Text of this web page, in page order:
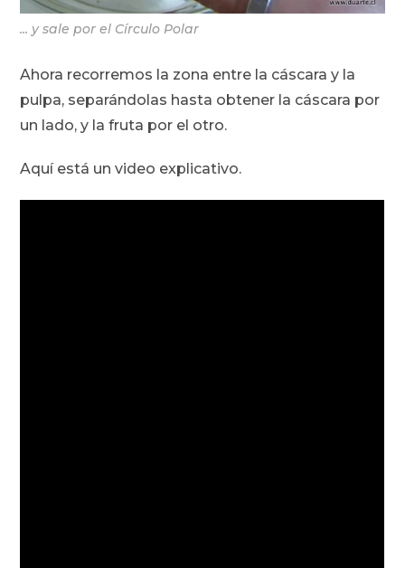
... y sale por el Círculo Polar
Ahora recorremos la zona entre la cáscara y la
pulpa, separándolas hasta obtener la cáscara por
un lado, y la fruta por el otro.
Aquí está un video explicativo.